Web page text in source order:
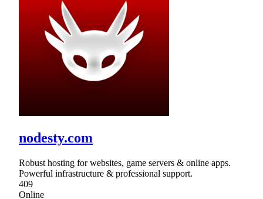
nodesty.com
Robust hosting for websites, game servers & online apps.
Powerful infrastructure & professional support.
409
Online